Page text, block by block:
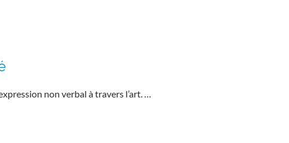
non verbal à travers l’art. …